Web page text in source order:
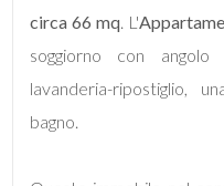
circa 66 mq. L'
soggiorno con
lavanderia-ripostiglio,
bagno.